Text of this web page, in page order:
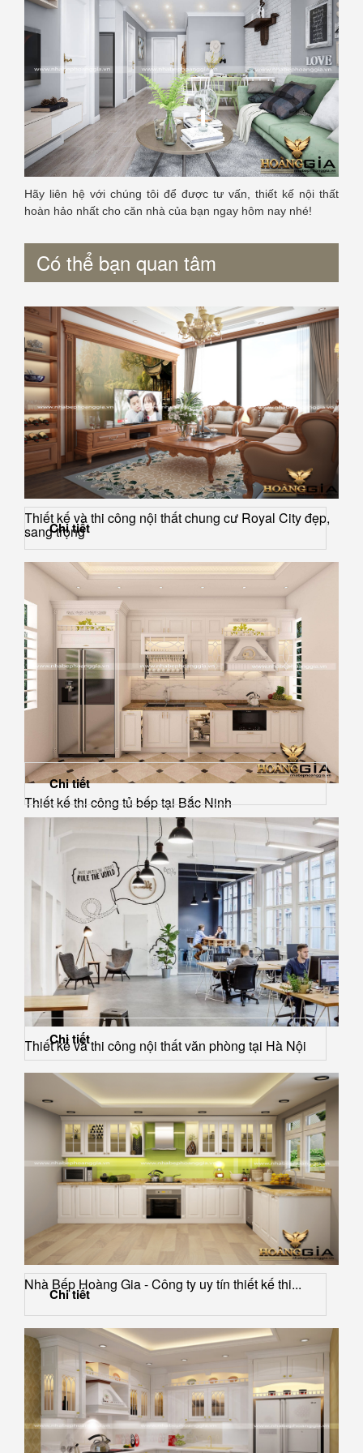
Hãy liên hệ với chúng tôi để được tư vấn, thiết kế nội thất
hoàn hảo nhất cho căn nhà của bạn ngay hôm nay nhé!
Có thể bạn quan tâm
Thiết kế và thi công nội thất chung cư Royal City đẹp,
sang trọng
Chi tiết
Thiết kế thi công tủ bếp tại Bắc Ninh
Chi tiết
Thiết kế và thi công nội thất văn phòng tại Hà Nội
Chi tiết
Nhà Bếp Hoàng Gia - Công ty uy tín thiết kế thi...
Chi tiết